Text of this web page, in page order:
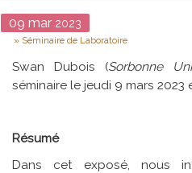
Date
09 mar2023
Type
Séminaire de Laboratoire
Swan Dubois (Sorbonne
séminaire le jeudi 9 mars 2023
Résumé
Dans cet exposé, nous